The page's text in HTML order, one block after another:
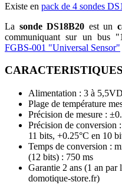
Existe en pack de 4 sondes
La sonde DS18B20 est un
communiquant sur un bus
FGBS-001 "Universal Sensor"
Alimentation : 3 à
Plage de température
Précision de mesure :
Précision de conversion
11 bits, +0.25°C en 10
Temps de conversion :
(12 bits) : 750 ms
Garantie 2 ans (1 an par
domotique-store.fr)